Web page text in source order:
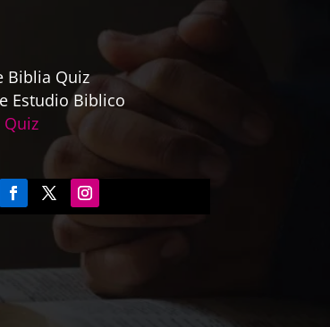
Biblia Quiz
Estudio Biblico